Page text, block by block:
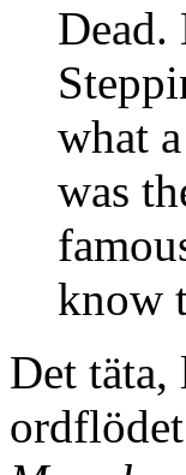
Dead.
what
was
know
Det täta,